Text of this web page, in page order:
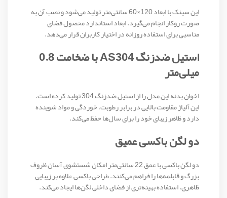
این سینک با ابعاد 120×60 سانتی‌متر تولید می‌شود و نصب آن به
صورت روکار انجام می‌گیرد. ابعاد استاندارد محصول فضای
مناسبی برای استفاده روزانه در اختیار کاربران قرار می‌دهد.
استیل ضدزنگ AS304 با ضخامت 0.8
میلی‌متر
اخوان بدنه این مدل را از استیل ضدزنگ 304 تولید کرده است.
این آلیاژ مقاومت بالایی در برابر رطوبت، خوردگی و مواد شوینده
دارد و ظاهر زیبای خود را برای سال‌ها حفظ می‌کند.
دو لگن باکسی عمیق
دو لگن باکسی با عمق 22 سانتی‌متر امکان شستشوی آسان ظروف
بزرگ و قابلمه‌ها را فراهم می‌کنند. طراحی باکسی علاوه بر زیبایی
ظاهری، استفاده بهینه‌تری از فضای داخلی لگن‌ها ایجاد می‌کند.